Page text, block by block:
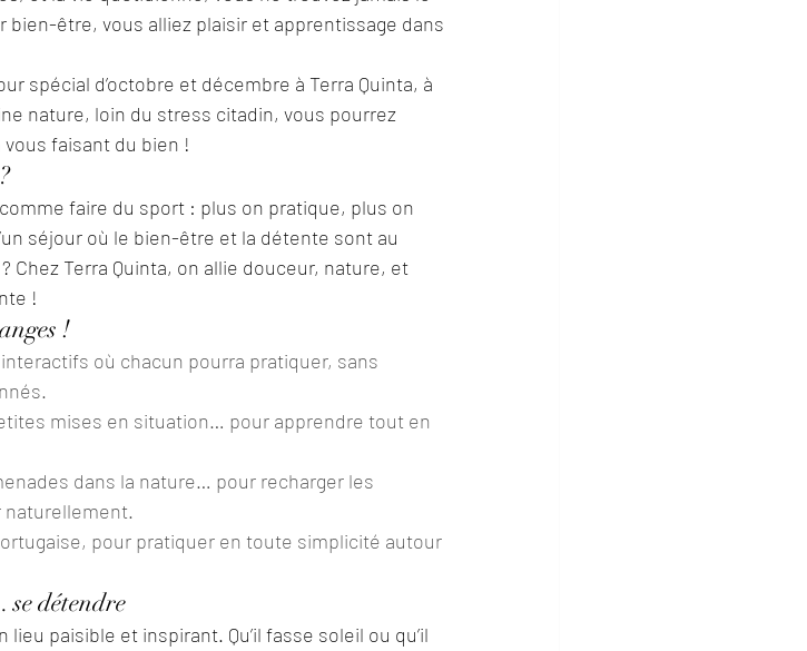
être, vous alliez plaisir et apprentissage dans
spécial d’octobre et décembre à Terra Quinta, à
nature, loin du stress citadin, vous pourrez
faisant du bien !
faire du sport : plus on pratique, plus on
séjour où le bien-être et la détente sont au
Terra Quinta, on allie douceur, nature, et
!
!
où chacun pourra pratiquer, sans
mises en situation… pour apprendre tout en
dans la nature… pour recharger les
naturellement.
pour pratiquer en toute simplicité autour
détendre
paisible et inspirant. Qu’il fasse soleil ou qu’il